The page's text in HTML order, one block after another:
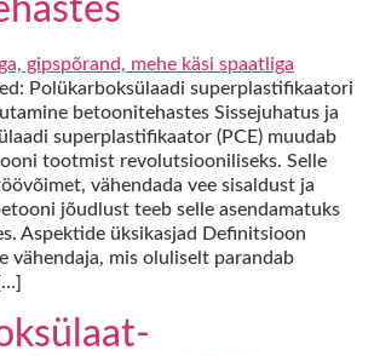
Polükarboksülaadi superplastifikaatori
betoonitehastes Sissejuhatus ja
superplastifikaator (PCE) muudab
tootmist revolutsiooniliseks. Selle
vähendada vee sisaldust ja
jõudlust teeb selle asendamatuks
Aspektide üksikasjad Definitsioon
vähendaja, mis oluliselt parandab